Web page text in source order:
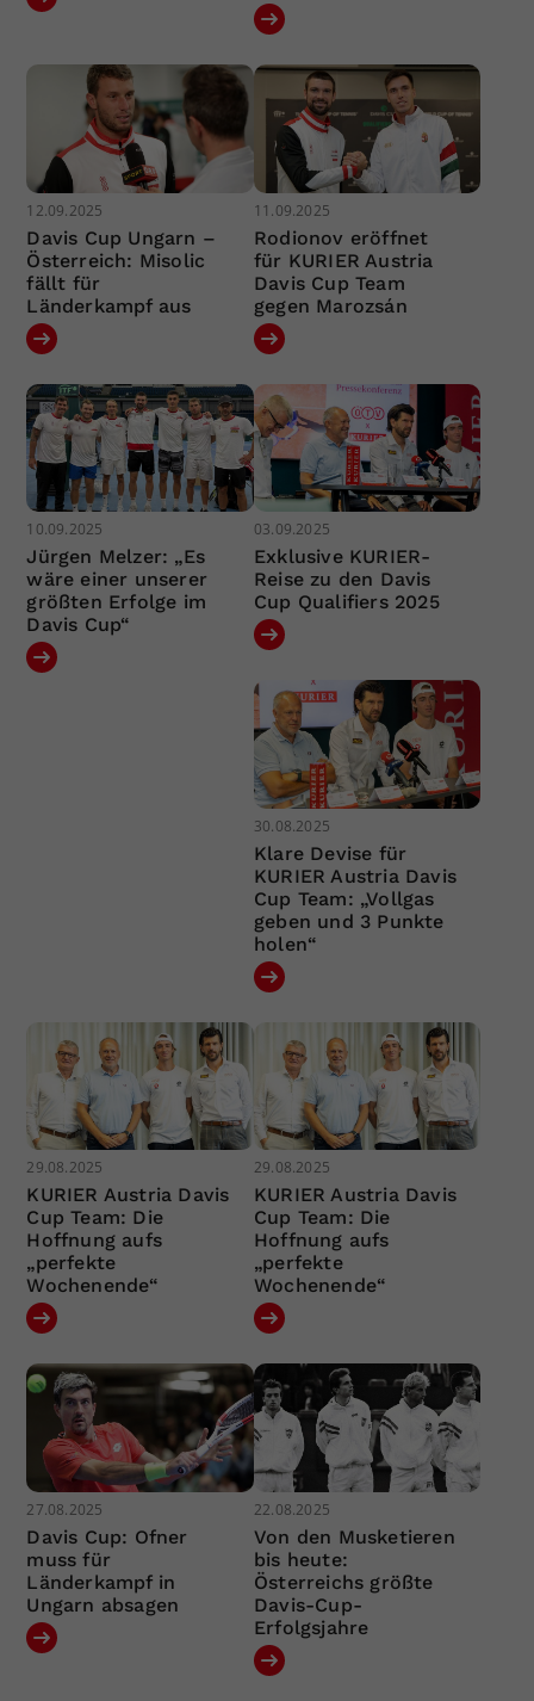
12.09.2025
Davis Cup Ungarn –
Österreich: Misolic
fällt für
Länderkampf aus
11.09.2025
Rodionov eröffnet
für KURIER Austria
Davis Cup Team
gegen Marozsán
10.09.2025
Jürgen Melzer: „Es
wäre einer unserer
größten Erfolge im
Davis Cup“
03.09.2025
Exklusive KURIER-
Reise zu den Davis
Cup Qualifiers 2025
30.08.2025
Klare Devise für
KURIER Austria Davis
Cup Team: „Vollgas
geben und 3 Punkte
holen“
29.08.2025
KURIER Austria Davis
Cup Team: Die
Hoffnung aufs
„perfekte
Wochenende“
29.08.2025
KURIER Austria Davis
Cup Team: Die
Hoffnung aufs
„perfekte
Wochenende“
27.08.2025
Davis Cup: Ofner
muss für
Länderkampf in
Ungarn absagen
22.08.2025
Von den Musketieren
bis heute:
Österreichs größte
Davis-Cup-
Erfolgsjahre